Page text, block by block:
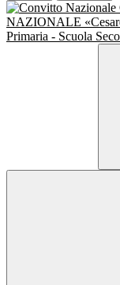
NAZIONALE
Primaria - Scuola